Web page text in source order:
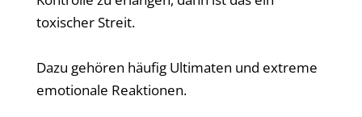
toxischer Streit.
Dazu gehören häufig Ultimaten und extreme
emotionale Reaktionen.